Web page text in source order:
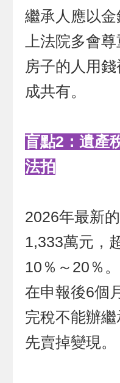
繼承人應以
上法院多會
房子的人用
成共有。
盲點2：遺產
法拍
2026年最新
1,333萬元，
10％～20％
在申報後6個
完稅不能辦
先賣掉變現。